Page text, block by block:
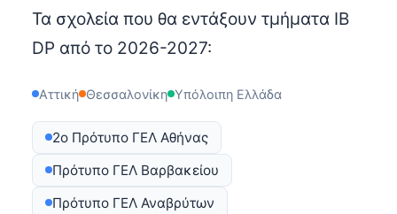
Τα σχολεία που θα εντάξουν τμήματα IB
DP από το 2026-2027:
Αττική Θεσσαλονίκη Υπόλοιπη Ελλάδα
2ο Πρότυπο ΓΕΛ Αθήνας
Πρότυπο ΓΕΛ Βαρβακείου
Πρότυπο ΓΕΛ Αναβρύτων